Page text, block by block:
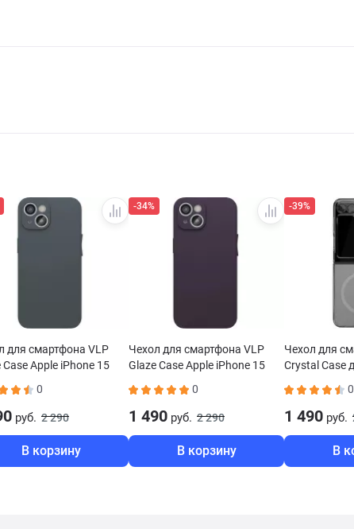
для смартфона VLP
Case Apple iPhone 15
0
руб. 2 290
В корзину
-34%
Чехол для смартфона VLP
Glaze Case Apple iPhone 15
0
1 490 руб. 2 290
В корзину
-39%
Чехол для
Crystal Case
прозрачный
0
1 490 руб.
В